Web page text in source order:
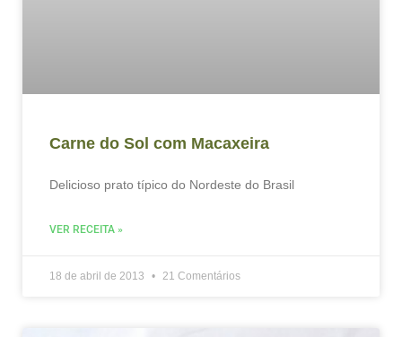
Carne do Sol com Macaxeira
Delicioso prato típico do Nordeste do Brasil
VER RECEITA »
18 de abril de 2013 21 Comentários